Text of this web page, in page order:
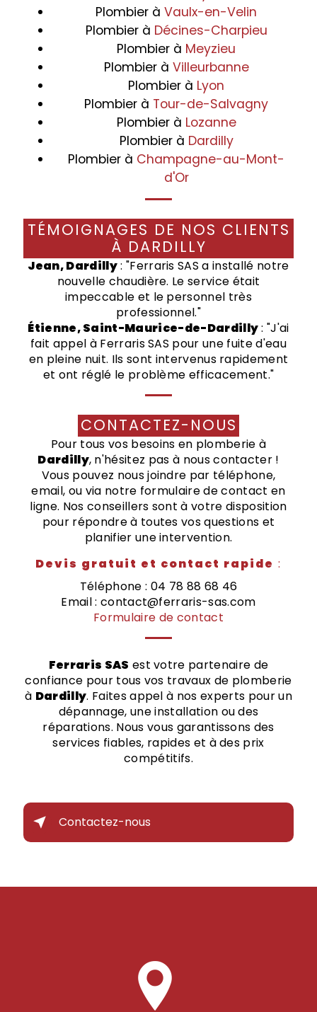
Plombier à Vaulx-en-Velin
Plombier à Décines-Charpieu
Plombier à Meyzieu
Plombier à Villeurbanne
Plombier à Lyon
Plombier à Tour-de-Salvagny
Plombier à Lozanne
Plombier à Dardilly
Plombier à Champagne-au-Mont-
d'Or
TÉMOIGNAGES DE NOS CLIENTS
À DARDILLY
Jean, Dardilly: "Ferraris SAS a installé notre
nouvelle chaudière. Le service était
impeccable et le personnel très
professionnel."
Étienne, Saint-Maurice-de-Dardilly: "J'ai
fait appel à Ferraris SAS pour une fuite d'eau
en pleine nuit. Ils sont intervenus rapidement
et ont réglé le problème efficacement."
CONTACTEZ-NOUS
Pour tous vos besoins en plomberie à
Dardilly, n'hésitez pas à nous contacter !
Vous pouvez nous joindre par téléphone,
email, ou via notre formulaire de contact en
ligne. Nos conseillers sont à votre disposition
pour répondre à toutes vos questions et
planifier une intervention.
Devis gratuit et contact rapide :
Téléphone : 04 78 88 68 46
Email : contact@ferraris-sas.com
Formulaire de contact
Ferraris SAS est votre partenaire de
confiance pour tous vos travaux de plomberie
à Dardilly. Faites appel à nos experts pour un
dépannage, une installation ou des
réparations. Nous vous garantissons des
services fiables, rapides et à des prix
compétitifs.
Contactez-nous